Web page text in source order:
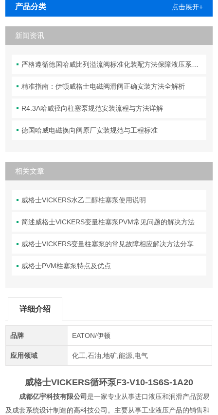
产品分类 点击展开+
新闻资讯
严格遵循德国哈威比列溢流阀标准化装配方法保障液压系统压力调控精准可靠
精准指南：伊顿威格士电磁阀滑阀正确安装方法全解析
R4.3A哈威径向柱塞泵规范安装流程与方法详解
德国哈威电磁换向阀原厂安装规范与工程标准
相关文章
威格士VICKERS水乙二醇柱塞泵使用说明
简述威格士VICKERS变量柱塞泵PVM常见问题的解决方法
威格士VICKERS变量柱塞泵的常见故障相应解决方法分享
威格士PVM柱塞泵特点及优点
详细介绍
品牌 EATON/伊顿
应用领域 化工,石油,地矿,能源,电气
威格士VICKERS循环泵F3-V10-1S6S-1A20
成都亿宇科技有限公司是一家专业从事进口液压和润滑产品贸易
及成套系统设计制造的高科技公司。主要从事工业液压产品的销售和